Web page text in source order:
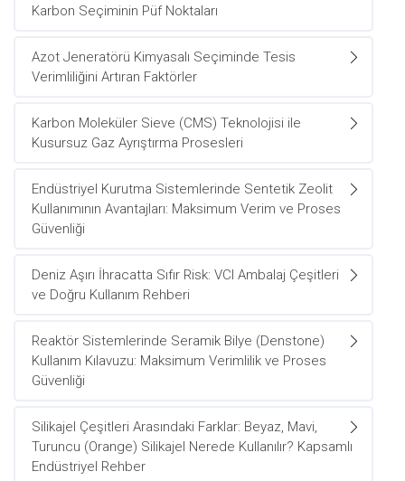
Karbon Seçiminin Püf Noktaları
Azot Jeneratörü Kimyasalı Seçiminde Tesis
Verimliliğini Artıran Faktörler
Karbon Moleküler Sieve (CMS) Teknolojisi ile
Kusursuz Gaz Ayrıştırma Prosesleri
Endüstriyel Kurutma Sistemlerinde Sentetik Zeolit
Kullanımının Avantajları: Maksimum Verim ve Proses
Güvenliği
Deniz Aşırı İhracatta Sıfır Risk: VCI Ambalaj Çeşitleri
ve Doğru Kullanım Rehberi
Reaktör Sistemlerinde Seramik Bilye (Denstone)
Kullanım Kılavuzu: Maksimum Verimlilik ve Proses
Güvenliği
Silikajel Çeşitleri Arasındaki Farklar: Beyaz, Mavi,
Turuncu (Orange) Silikajel Nerede Kullanılır? Kapsamlı
Endüstriyel Rehber